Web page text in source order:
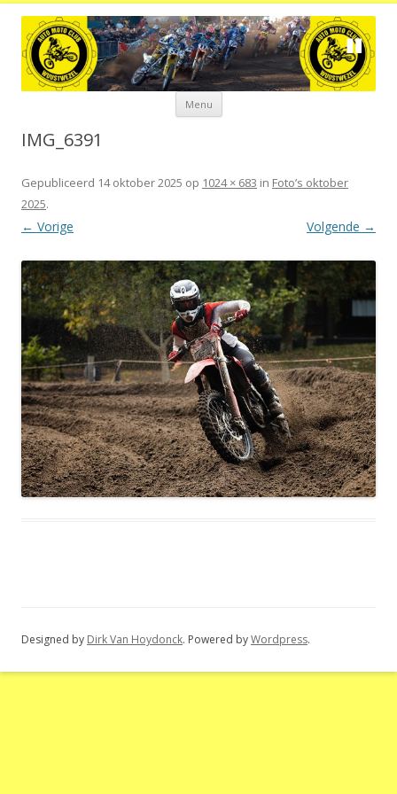
Menu Spring
de
IMG_6391
Gepubliceerd 14 oktober 2025 op 1024 × 683 in Foto’s oktober
2025.
← Vorige Volgende →
Designed by Dirk Van Hoydonck. Powered byWordpress.